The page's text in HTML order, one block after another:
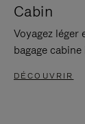
Cabin
Voyagez
bagage cabine
DÉCOUVRIR